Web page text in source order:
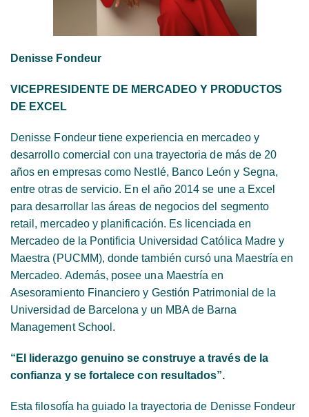
Denisse Fondeur
VICEPRESIDENTE DE MERCADEO Y PRODUCTOS
DE EXCEL
Denisse Fondeur tiene experiencia en mercadeo y
desarrollo comercial con una trayectoria de más de 20
años en empresas como Nestlé, Banco León y Segna,
entre otras de servicio. En el año 2014 se une a Excel
para desarrollar las áreas de negocios del segmento
retail, mercadeo y planificación. Es licenciada en
Mercadeo de la Pontificia Universidad Católica Madre y
Maestra (PUCMM), donde también cursó una Maestría en
Mercadeo. Además, posee una Maestría en
Asesoramiento Financiero y Gestión Patrimonial de la
Universidad de Barcelona y un MBA de Barna
Management School.
“El liderazgo genuino se construye a través de la
confianza y se fortalece con resultados”.
Esta filosofía ha guiado la trayectoria de Denisse Fondeur